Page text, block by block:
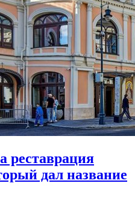
реставрация
дал название